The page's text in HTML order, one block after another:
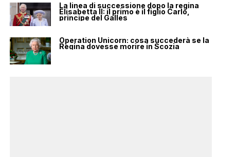
La linea di successione dopo la regina
Elisabetta II: il primo è il figlio Carlo,
principe del Galles
Operation Unicorn: cosa succederà se la
Regina dovesse morire in Scozia